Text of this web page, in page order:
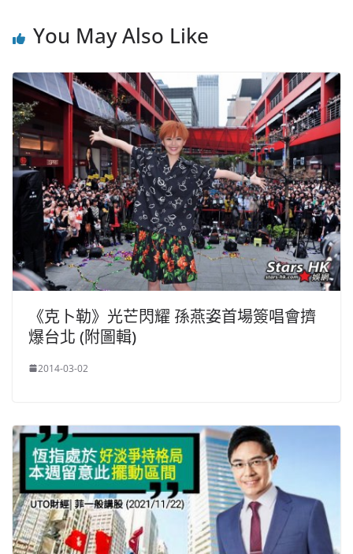
You May Also Like
《克卜勒》光芒閃耀 孫燕姿首場簽唱會擠
爆台北 (附圖輯)
2014-03-02